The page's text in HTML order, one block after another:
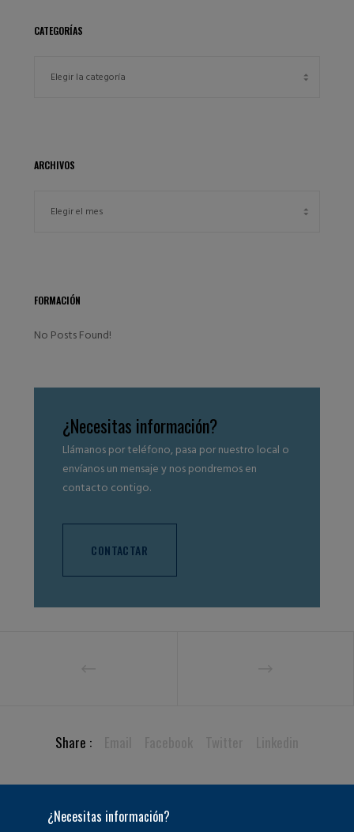
CATEGORÍAS
ARCHIVOS
FORMACIÓN
No Posts Found!
¿Necesitas información?
Llámanos por teléfono, pasa por nuestro local o
envíanos un mensaje y nos pondremos en
contacto contigo.
CONTACTAR
Share :
¿Necesitas información?